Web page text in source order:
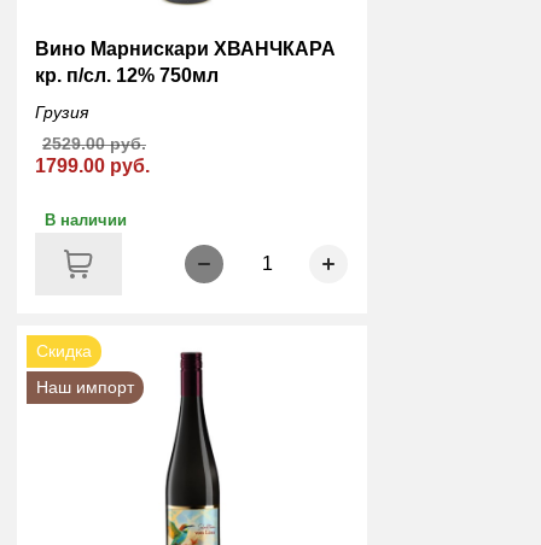
Вино Марнискари ХВАНЧКАРА
кр. п/сл. 12% 750мл
Грузия
1799.00 руб.
2529.00 руб.
В наличии
1
Скидка
Наш импорт